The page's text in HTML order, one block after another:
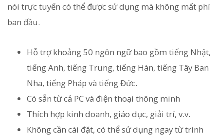
nói trực tuyến có thể được sử dụng mà không mất phí
ban đầu.
Hỗ trợ khoảng 50 ngôn ngữ bao gồm tiếng Nhật,
tiếng Anh, tiếng Trung, tiếng Hàn, tiếng Tây Ban
Nha, tiếng Pháp và tiếng Đức.
Có sẵn từ cả PC và điện thoại thông minh
Thích hợp kinh doanh, giáo dục, giải trí, v.v.
Không cần cài đặt, có thể sử dụng ngay từ trình